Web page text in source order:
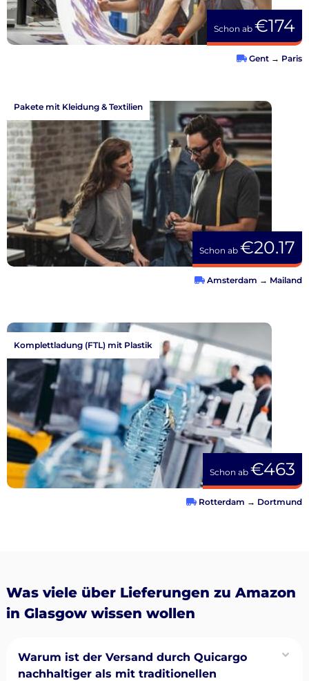
Schon ab €174
Gent → Paris
Schon ab €20.17
Pakete mit Kleidung & Textilien
Amsterdam → Mailand
Schon ab €463
Komplettladung (FTL) mit Plastik
Rotterdam → Dortmund
Was viele über Lieferungen zu Amazon
in Glasgow wissen wollen
Warum ist der Versand durch Quicargo
nachhaltiger als mit traditionellen